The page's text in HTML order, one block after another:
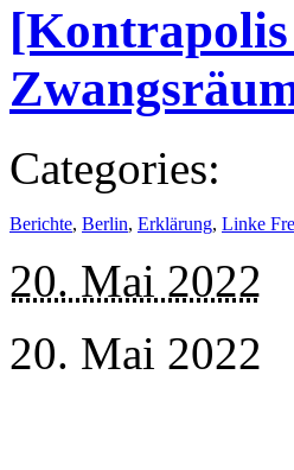
Categories:
Berichte, Berlin, Erklärung, Linke
20. Mai 2022
20. Mai 2022